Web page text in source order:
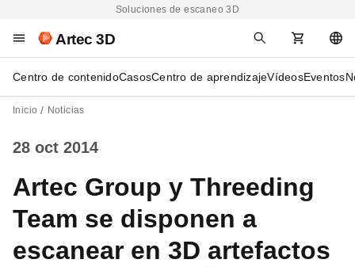
Soluciones de escaneo 3D
Artec 3D
Centro de contenidoCasosCentro de aprendizajeVídeosEventos
Inicio Noticias
28 oct 2014
Artec Group y Threeding
Team se disponen a
escanear en 3D artefactos